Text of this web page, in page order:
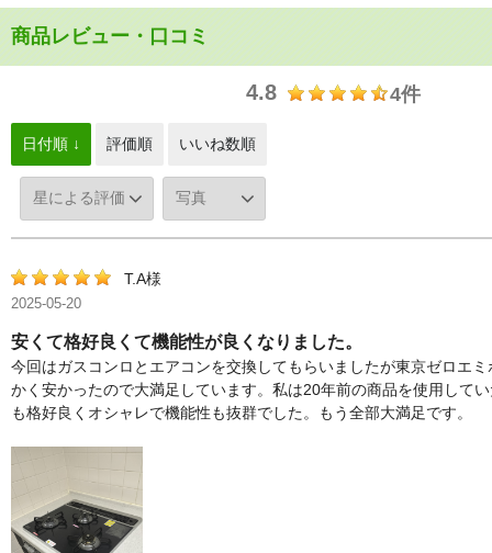
商品レビュー・口コミ
4.8 4件
日付順 ↓ 評価順 いいね数順
T.A様
2025-05-20
安くて格好良くて機能性が良くなりました。
今回はガスコンロとエアコンを交換してもらいましたが東京ゼロエ
かく安かったので大満足しています。私は20年前の商品を使用して
も格好良くオシャレで機能性も抜群でした。もう全部大満足です。